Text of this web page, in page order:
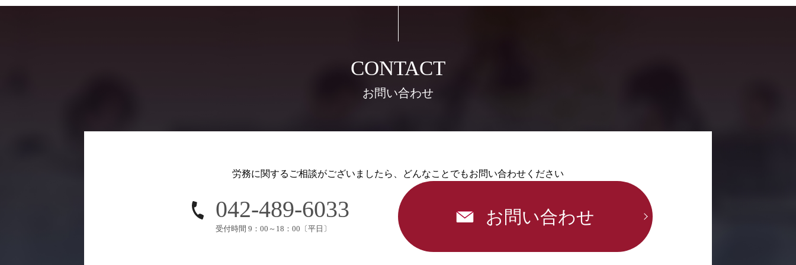
お問い合わせ
労務に関するご相談がございましたら、どんなことでもお問い合わせください
042-489-6033
受付時間 9：00～18：00〔平日〕
お問い合わせ